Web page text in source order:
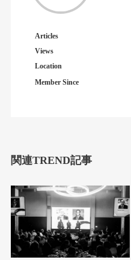
Articles
Views
Location
Member Since
関連TREND記事